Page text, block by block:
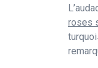
roses